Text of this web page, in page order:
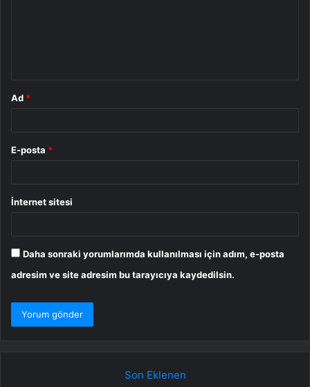
Ad *
E-posta *
İnternet sitesi
Daha sonraki yorumlarımda kullanılması için adım, e-posta
adresim ve site adresim bu tarayıcıya kaydedilsin.
Son Eklenen